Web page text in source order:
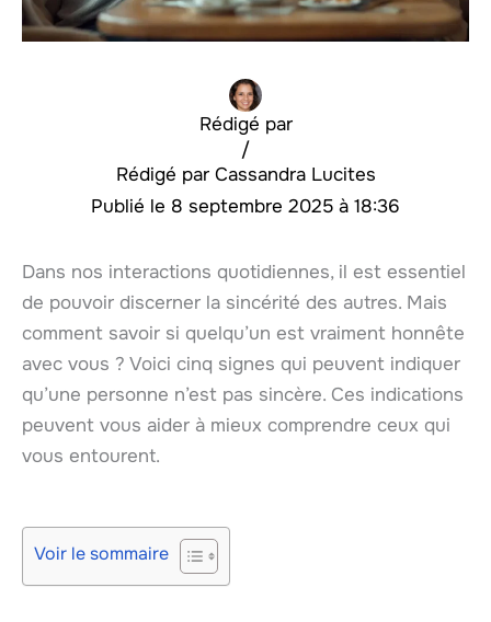
Rédigé par
Cassandra Lucites
/
8 septembre 2025 à 18:36
Dans nos interactions quotidiennes, il est essentiel
de pouvoir discerner la sincérité des autres. Mais
comment savoir si quelqu’un est vraiment honnête
avec vous ? Voici cinq signes qui peuvent indiquer
qu’une personne n’est pas sincère. Ces indications
peuvent vous aider à mieux comprendre ceux qui
vous entourent.
Voir le sommaire